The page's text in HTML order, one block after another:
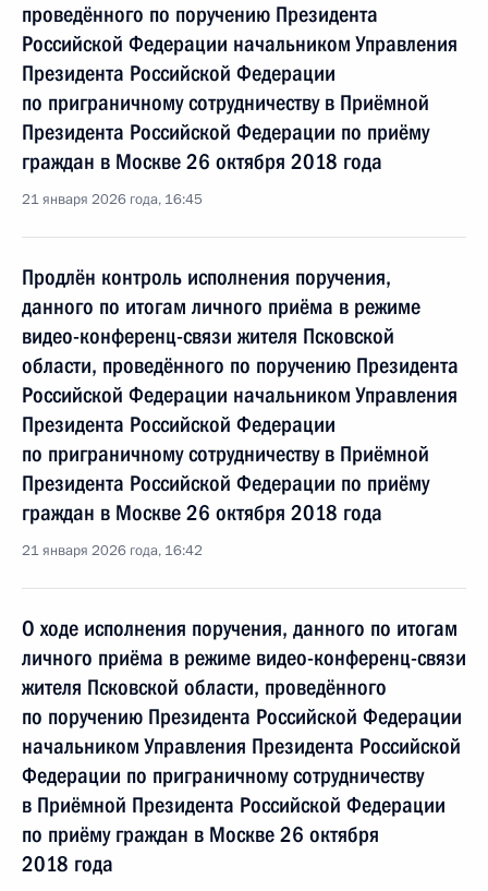
проведённого по поручению Президента
Российской Федерации начальником Управления
Президента Российской Федерации
по приграничному сотрудничеству в Приёмной
Президента Российской Федерации по приёму
граждан в Москве 26 октября 2018 года
21 января 2026 года, 16:45
Продлён контроль исполнения поручения,
данного по итогам личного приёма в режиме
видео-конференц-связи жителя Псковской
области, проведённого по поручению Президента
Российской Федерации начальником Управления
Президента Российской Федерации
по приграничному сотрудничеству в Приёмной
Президента Российской Федерации по приёму
граждан в Москве 26 октября 2018 года
21 января 2026 года, 16:42
О ходе исполнения поручения, данного по итогам
личного приёма в режиме видео-конференц-связи
жителя Псковской области, проведённого
по поручению Президента Российской Федерации
начальником Управления Президента Российской
Федерации по приграничному сотрудничеству
в Приёмной Президента Российской Федерации
по приёму граждан в Москве 26 октября
2018 года